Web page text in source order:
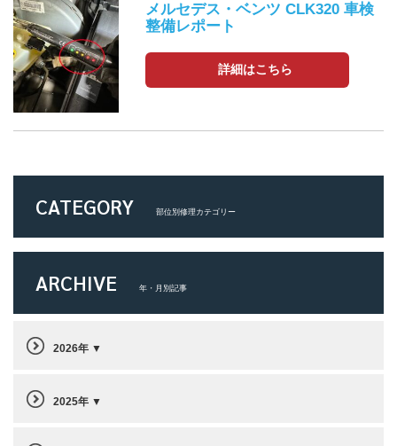
メルセデス・ベンツ CLK320 車検
整備レポート
詳細はこちら
CATEGORY 部位別修理カテゴリー
ARCHIVE 年・月別記事
2026年
2025年